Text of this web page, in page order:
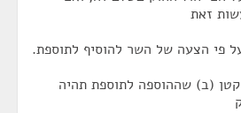
זאת
פי הצעה של השר להוסיף לתוספת.
(ב) שההוספה לתוספת תהיה